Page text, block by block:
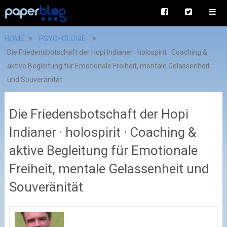
HOME
PSYCHOLOGIE
Die Friedensbotschaft der Hopi Indianer · holospirit · Coaching &
aktive Begleitung für Emotionale Freiheit, mentale Gelassenheit
und Souveränität
Die Friedensbotschaft der Hopi
Indianer · holospirit · Coaching &
aktive Begleitung für Emotionale
Freiheit, mentale Gelassenheit und
Souveränität